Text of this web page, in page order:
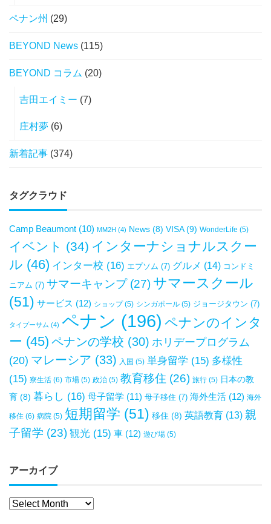
ペナン州 (29)
BEYOND News (115)
BEYOND コラム (20)
吉田エイミー (7)
庄村夢 (6)
新着記事 (374)
タグクラウド
Camp Beaumont (10) MM2H (4) News (8) VISA(9) WonderLife (5)
イベント (34) インターナショナルスクー
ル (46) インター校 (16) エプソム (7) グルメ (14) コンドミ
ニアム (7) サマーキャンプ(27) サマースクール
(51) サービス (12) ショップ(5) シンガポール (5) ジョージタウン (7)
タイプーサム (4) ペナン (196) ペナンのインタ
ー (45) ペナンの学校 (30) ホリデープログラム
(20) マレーシア (33) 入国 (5) 単身留学 (15) 多様性
(15) 寮生活 (6) 市場 (5) 政治 (5) 教育移住 (26) 旅行 (5) 日本の教
育 (8) 暮らし (16) 母子留学 (11) 母子移住 (7) 海外生活 (12) 海外
移住 (6) 病院 (5) 短期留学 (51) 移住 (8) 英語教育 (13) 親
子留学 (23) 観光 (15) 車 (12) 遊び場 (5)
アーカイブ